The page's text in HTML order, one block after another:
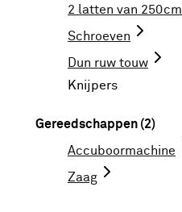
2 latten van 250cm
Schroeven
Dun ruw touw
Knijpers
Gereedschappen (2)
Accuboormachine
Zaag